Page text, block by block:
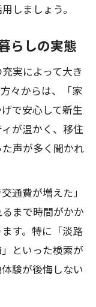
しましょう。
らしの実態
実によって大き
々からは、「家
で安心して新生
が温かく、移住
声が多く聞かれ
通費が増えた」
るまで時間がかか
す。特に「淡路
といった検索が
験が後悔しない